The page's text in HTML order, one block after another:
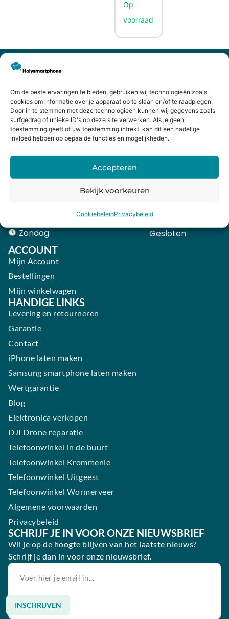
Om de beste ervaringen te bieden, gebruiken wij technologieën zoals
cookies om informatie over je apparaat op te slaan en/of te raadplegen.
Door in te stemmen met deze technologieën kunnen wij gegevens zoals
surfgedrag of unieke ID's op deze site verwerken. Als je geen
toestemming geeft of uw toestemming intrekt, kan dit een nadelige
invloed hebben op bepaalde functies en mogelijkheden.
Accepteren
Bekijk voorkeuren
CookiebeleidPrivacybeleid
CONTACTGEGEVENS
Heiligeweg 43A
1561 DE, Krommenie
075 641 5169
info@holysmartphone.nl
Maandag:
11:00 - 18:00
Donderdag:
09:00 - 18:00
09:00 - 17:00
Zondag:
Gesloten ​ ​ ​ ​ ​ ​ ​
ACCOUNT
Mijn Account
Bestellingen
Mijn winkelwagen
HANDIGE LINKS
Levering en retourneren
Garantie
Contact
iPhone laten maken
Samsung smartphone laten maken
Wertgarantie
Blog
Elektronica verkopen
DJI Drone reparatie
Telefoonwinkel in de buurt
Telefoonwinkel Krommenie
Telefoonwinkel Uitgeest
Telefoonwinkel Wormerveer
Algemene voorwaarden
Privacybeleid
SCHRIJF JE IN VOOR ONZE NIEUWSBRIEF
Wil je op de hoogte blijven van het laatste nieuws?
Schrijf je dan in voor onze nieuwsbrief.
INSCHRIJVEN